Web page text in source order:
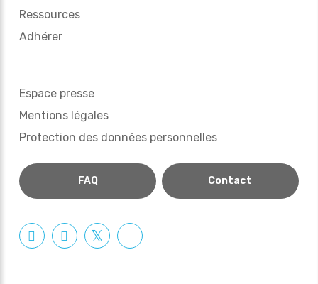
Ressources
Adhérer
Espace presse
Mentions légales
Protection des données personnelles
FAQ Contact